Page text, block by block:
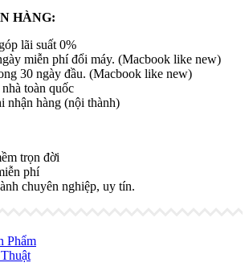
HÀNG:
lãi suất 0%
miễn phí đổi máy. (Macbook like new)
30 ngày đầu. (Macbook like new)
toàn quốc
nhận hàng (nội thành)
trọn đời
phí
chuyên nghiệp, uy tín.
Phẩm